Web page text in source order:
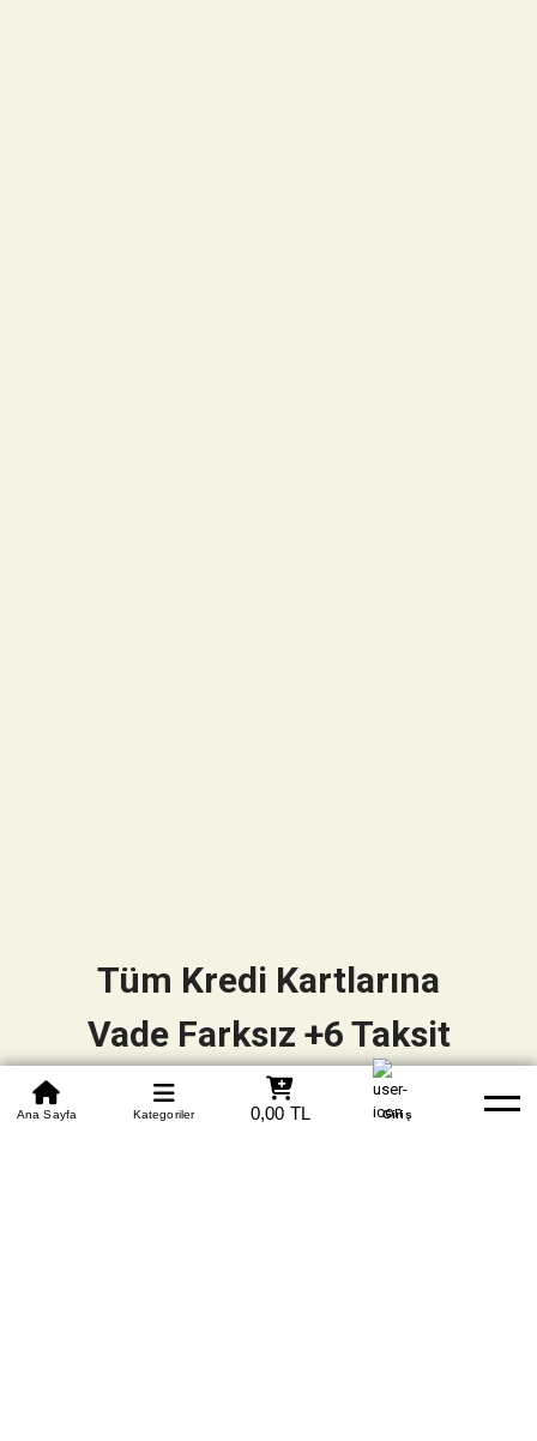
0850 305 09 70
Beden Tablosu Banka Hesapları Whatsapp Yardım
Ana Sayfa Kategoriler 0,00 TL Giriş
Tüm Kredi Kartlarına
Vade Farksız +6 Taksit